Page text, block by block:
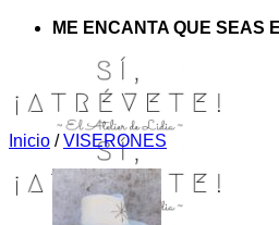
ME ENCANTA QUE SEAS
Inicio / VISERONES